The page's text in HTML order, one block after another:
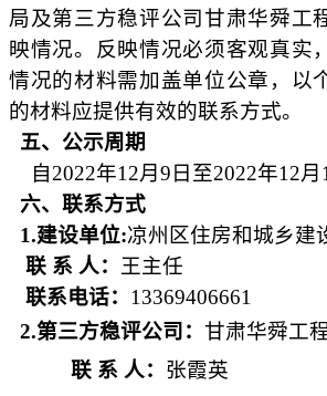
局及第三方稳评公司甘肃华舜工
映情况。反映情况必须客观真实
情况的材料需加盖单位公章，以
的材料应提供有效的联系方式。
五、公示周期
自2022年12月 9 日至2022年12月
六、联系方式
1.建设单位:凉州区住房和城乡建
联 系 人： 王主任
联系电话： 13369406661
2.第三方稳评公司： 甘肃华舜工
联 系 人： 张霞英